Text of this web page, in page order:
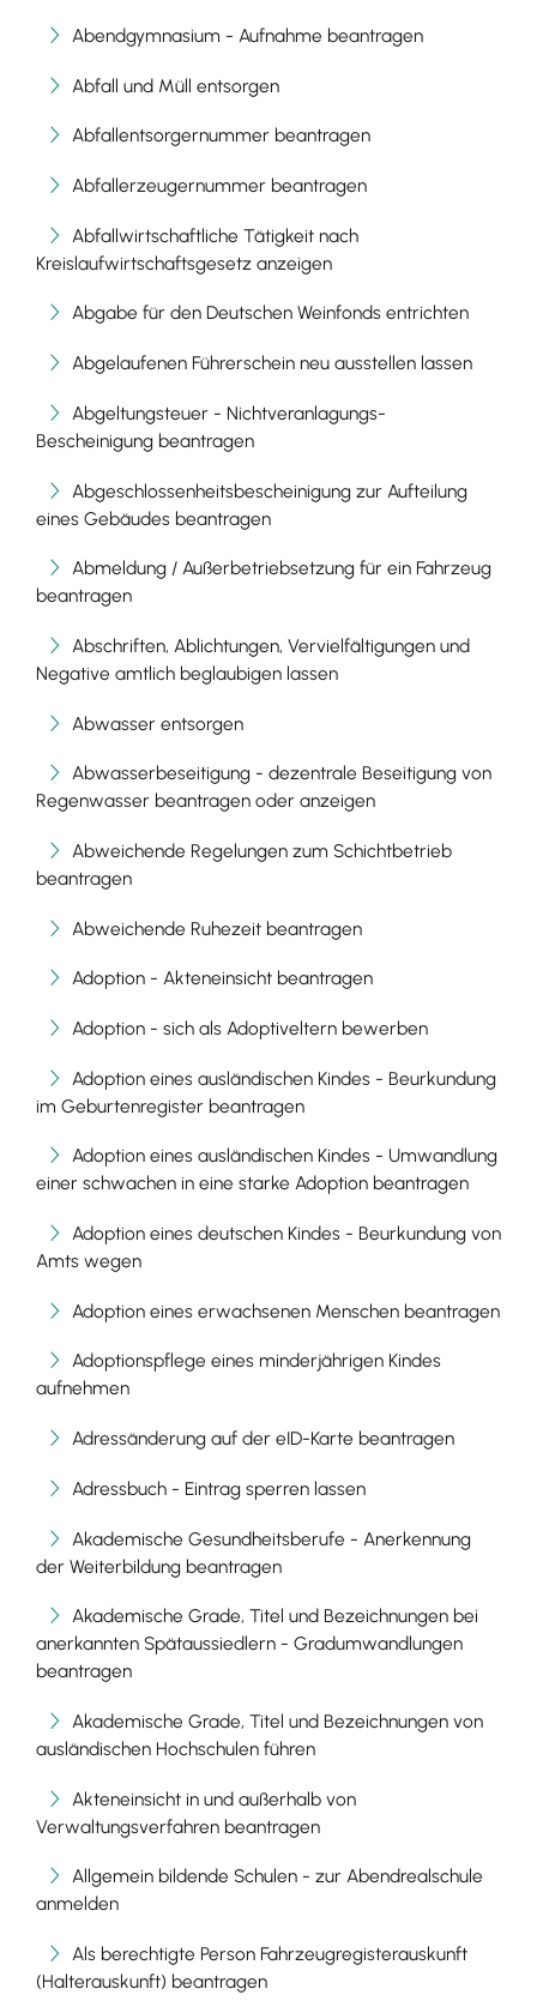
Abendgymnasium - Aufnahme beantragen
Abfall und Müll entsorgen
Abfallentsorgernummer beantragen
Abfallerzeugernummer beantragen
Abfallwirtschaftliche Tätigkeit nach
Kreislaufwirtschaftsgesetz anzeigen
Abgabe für den Deutschen Weinfonds entrichten
Abgelaufenen Führerschein neu ausstellen lassen
Abgeltungsteuer - Nichtveranlagungs-
Bescheinigung beantragen
Abgeschlossenheitsbescheinigung zur Aufteilung
eines Gebäudes beantragen
Abmeldung / Außerbetriebsetzung für ein Fahrzeug
beantragen
Abschriften, Ablichtungen, Vervielfältigungen und
Negative amtlich beglaubigen lassen
Abwasser entsorgen
Abwasserbeseitigung - dezentrale Beseitigung von
Regenwasser beantragen oder anzeigen
Abweichende Regelungen zum Schichtbetrieb
beantragen
Abweichende Ruhezeit beantragen
Adoption - Akteneinsicht beantragen
Adoption - sich als Adoptiveltern bewerben
Adoption eines ausländischen Kindes - Beurkundung
im Geburtenregister beantragen
Adoption eines ausländischen Kindes - Umwandlung
einer schwachen in eine starke Adoption beantragen
Adoption eines deutschen Kindes - Beurkundung von
Amts wegen
Adoption eines erwachsenen Menschen beantragen
Adoptionspflege eines minderjährigen Kindes
aufnehmen
Adressänderung auf der eID-Karte beantragen
Adressbuch - Eintrag sperren lassen
Akademische Gesundheitsberufe - Anerkennung
der Weiterbildung beantragen
Akademische Grade, Titel und Bezeichnungen bei
anerkannten Spätaussiedlern - Gradumwandlungen
beantragen
Akademische Grade, Titel und Bezeichnungen von
ausländischen Hochschulen führen
Akteneinsicht in und außerhalb von
Verwaltungsverfahren beantragen
Allgemein bildende Schulen - zur Abendrealschule
anmelden
Als berechtigte Person Fahrzeugregisterauskunft
(Halterauskunft) beantragen